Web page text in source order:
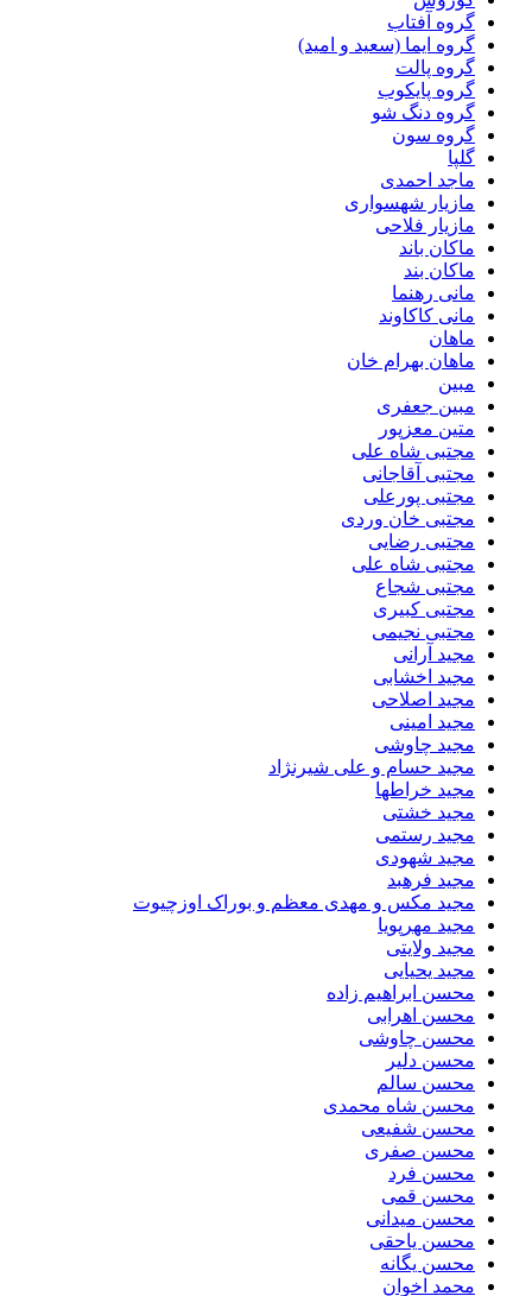
گروه آفتاب
گروه ایما (سعید و امید)
گروه پالت
گروه پایکوب
گروه دنگ شو
گروه سون
گلپا
ماجد احمدی
مازیار شهسواری
مازیار فلاحی
ماکان باند
ماکان بند
مانی رهنما
مانی کاکاوند
ماهان
ماهان بهرام خان
مبین
مبین جعفری
متین معزپور
مجتبى شاه على
مجتبی آقاجانی
مجتبی پورعلی
مجتبی خان وردی
مجتبی رضایی
مجتبی شاه علی
مجتبی شجاع
مجتبی کبیری
مجتبی نجیمی
مجید آرانی
مجید اخشابی
مجید اصلاحی
مجید امینی
مجید چاوشی
مجید حسام و علی شیرنژاد
مجید خراطها
مجید خشتی
مجید رستمی
مجید شهودی
مجید فرهبد
مجید مکس و مهدی معظم و بوراک اوزچیوت
مجید مهرپویا
مجید ولایتی
مجید یحیایی
محسن ابراهیم زاده
محسن اهرابی
محسن چاوشی
محسن دلیر
محسن سالم
محسن شاه محمدی
محسن شفیعی
محسن صفری
محسن فرد
محسن قمی
محسن میدانی
محسن یاحقی
محسن یگانه
محمد اخوان